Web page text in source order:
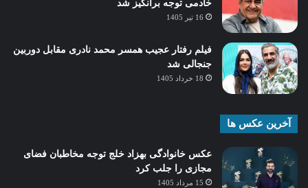
خادمی توجه برانگیز شد
16 تیر 1405
فیلم رفتار عجیب همسر محمد نادری مقابل دوربین
جنجالی شد
18 خرداد 1405
آخرین عکس ها
عکس خانوادگی بهزاد خلج توجه مخاطبان فضای
مجازی را جلب کرد
15 مرداد 1405